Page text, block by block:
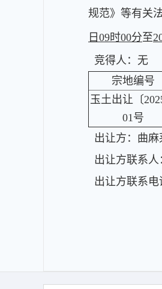
规范》等有关
日09时00分至
竞得人：无
宗地编号
玉土出让〔
01号
出让方： 曲麻
出让方联系人
出让方联系电